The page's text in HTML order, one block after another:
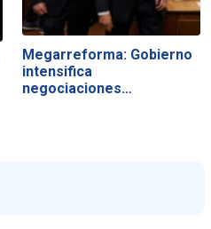
Megarreforma: Gobierno
intensifica
negociaciones…